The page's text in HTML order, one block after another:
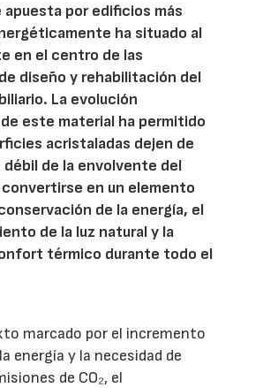
por edificios más
ha situado al
en el centro de las
diseño y rehabilitación del
La evolución
este material ha permitido
acristaladas dejen de
débil de la envolvente del
en un elemento
de la energía, el
de la luz natural y la
térmico durante todo el
marcado por el incremento
energía y la necesidad de
de CO₂, el